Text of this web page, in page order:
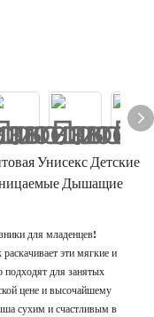
Унисекс Детские
Дышащие
для младенцев!
эти мягкие и
подходят для занятых
цене и высочайшему
сухим и счастливым в